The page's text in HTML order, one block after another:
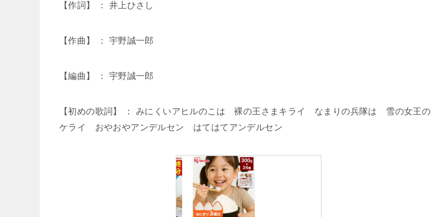
【作詞】 ： 井上ひさし
【作曲】 ： 宇野誠一郎
【編曲】 ： 宇野誠一郎
【初めの歌詞】 ： みにくいアヒルのこは 裸の王さまキライ なまりの兵隊は 雪の女王の
ケライ おやおやアンデルセン はてはてアンデルセン